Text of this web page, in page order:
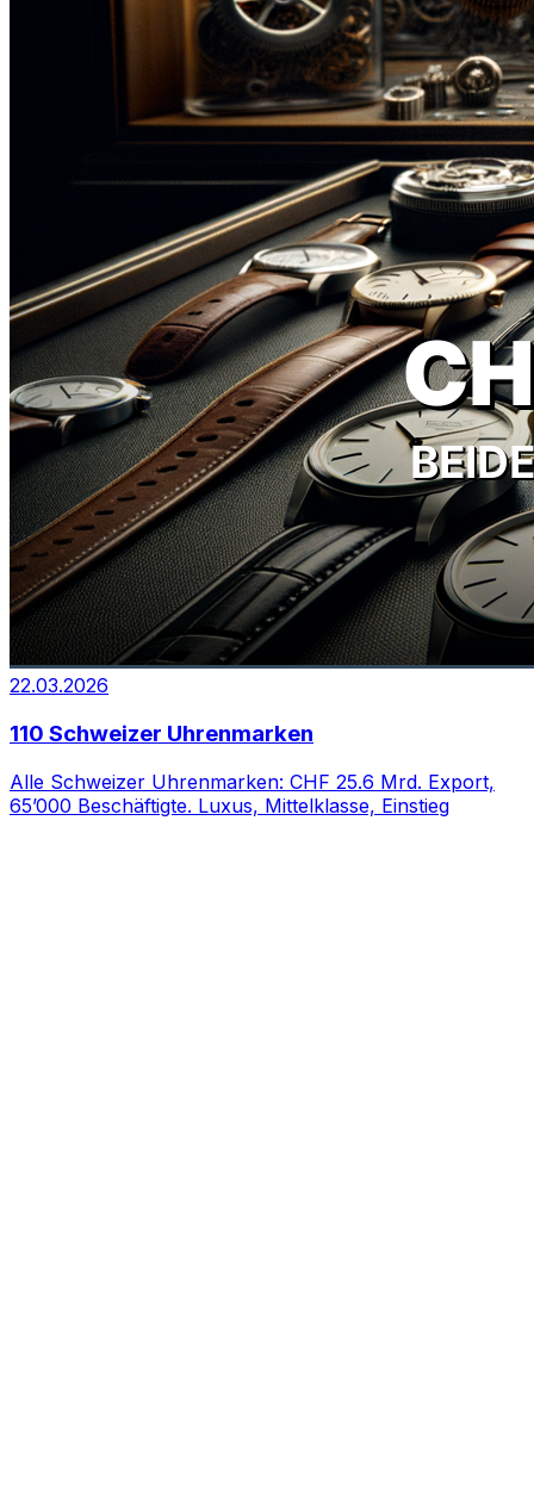
22.03.2026
110 Schweizer Uhrenmarken
Alle Schweizer Uhrenmarken: CHF 25.6 Mrd. Export,
65’000 Beschäftigte. Luxus, Mittelklasse, Einstieg